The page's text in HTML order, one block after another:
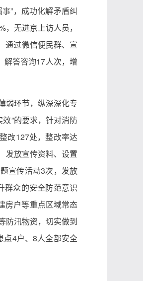
”，成功化解矛盾纠
无进京上访人员，
通过微信便民群、宣
解答咨询17人次，增
弱环节，纵深深化专
”的要求，针对消防
改127处，整改率达
发放宣传资料、设置
宣传活动3次，发放
群众的安全防范意识
房户等重点区域常态
防汛物资，切实做到
点4户、8人全部安全